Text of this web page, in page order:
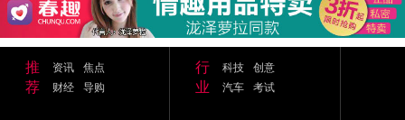
推
荐
资讯
焦点
财经
导购
行
业
科技
创意
汽车
考试